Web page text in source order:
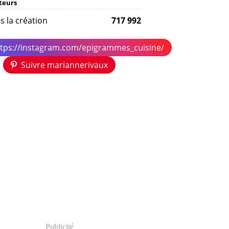
la création 717 992
instagram.com/epigrammes_cuisine/
Suivre mariannerivaux
Publicité